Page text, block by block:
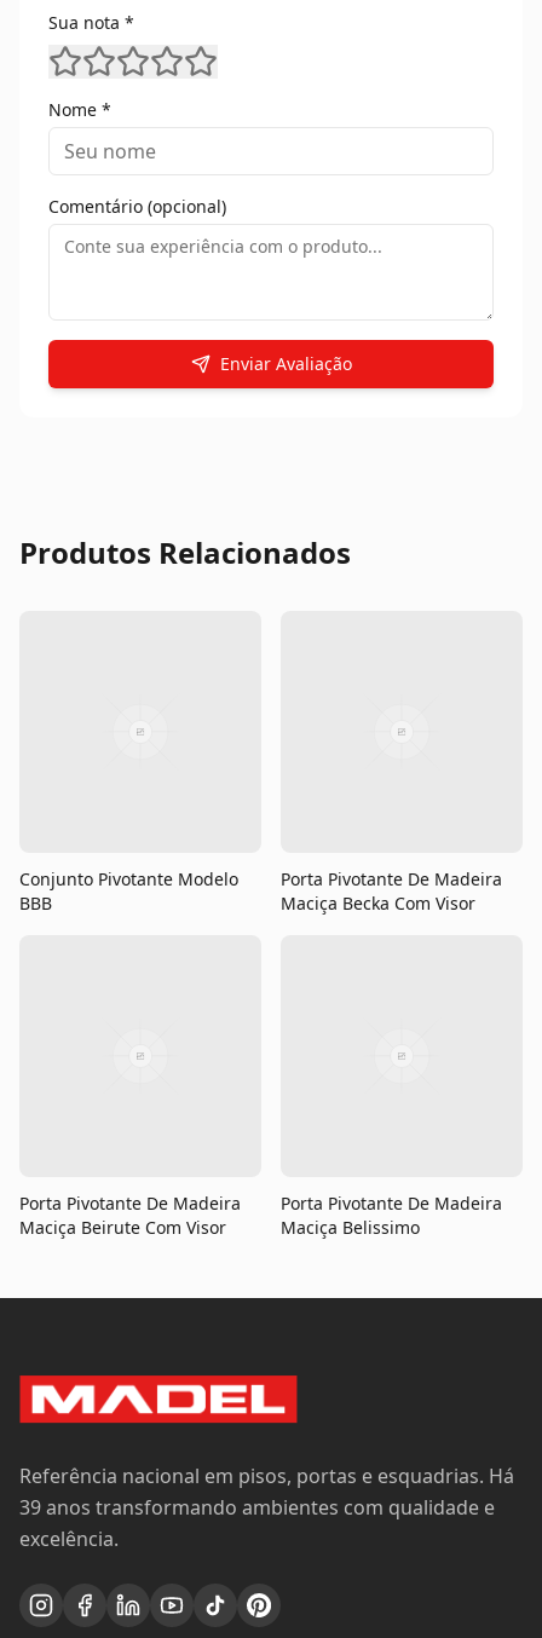
Sua nota *
Nome *
Comentário (opcional)
Enviar Avaliação
Produtos Relacionados
Conjunto Pivotante Modelo
BBB
Porta Pivotante De Madeira
Maciça Becka Com Visor
Porta Pivotante De Madeira
Maciça Beirute Com Visor
Porta Pivotante De Madeira
Maciça Belissimo
Referência nacional em pisos, portas e esquadrias. Há
39 anos transformando ambientes com qualidade e
excelência.